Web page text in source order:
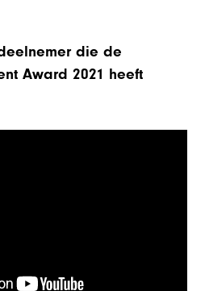
die de
Award 2021 heeft